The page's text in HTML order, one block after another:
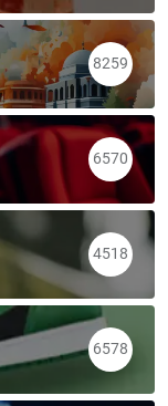
8259
6570
4518
6578